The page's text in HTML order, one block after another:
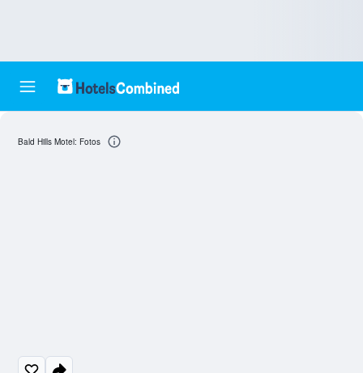
Bald Hills Motel: Fotos